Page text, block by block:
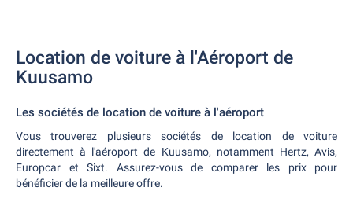
Location de voiture à l'Aéroport de
Kuusamo
Les sociétés de location de voiture à l'aéroport
Vous trouverez plusieurs sociétés de location de voiture
directement à l'aéroport de Kuusamo, notamment Hertz, Avis,
Europcar et Sixt. Assurez-vous de comparer les prix pour
bénéficier de la meilleure offre.